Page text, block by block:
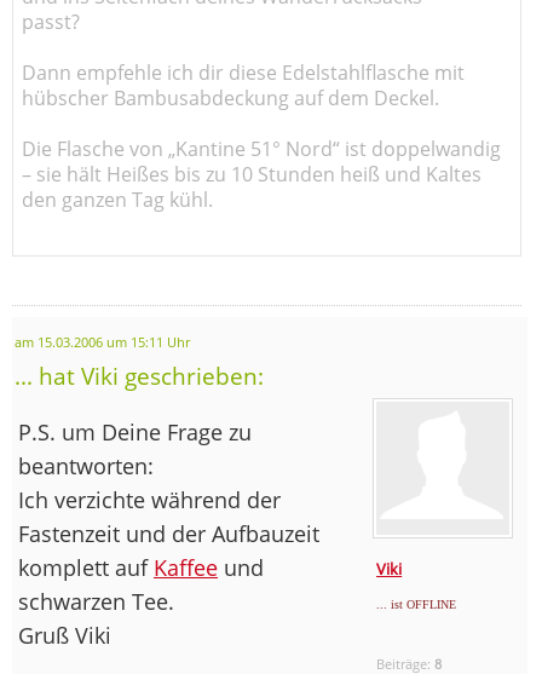
passt?
Dann empfehle ich dir diese Edelstahlflasche mit
hübscher Bambusabdeckung auf dem Deckel.
Die Flasche von „Kantine 51° Nord“ ist doppelwandig
– sie hält Heißes bis zu 10 Stunden heiß und Kaltes
den ganzen Tag kühl.
am 15.03.2006 um 15:11 Uhr
... hat Viki geschrieben:
Viki
... ist OFFLINE
Beiträge:8
P.S. um Deine Frage zu
beantworten:
Ich verzichte während der
Fastenzeit und der Aufbauzeit
komplett auf Kaffee und
schwarzen Tee.
Gruß Viki